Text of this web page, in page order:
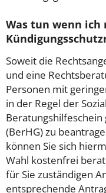
Was tun wenn
Soweit die
und eine
Personen mit
in der Regel der
(BerHG) zu
können Sie sich
Wahl kostenfrei
für Sie zuständigen
entsprechende